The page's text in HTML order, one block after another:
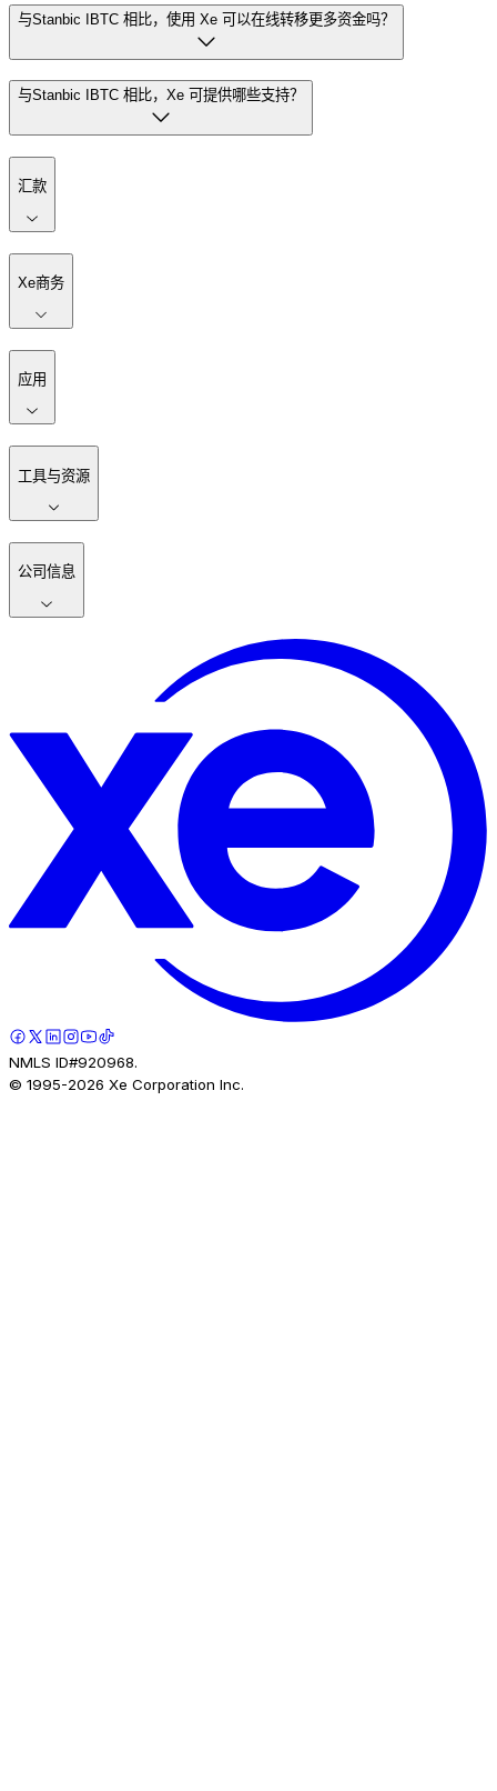
与Stanbic IBTC 相比，使用 Xe 可以在线转移更多资金吗？
与Stanbic IBTC 相比，Xe 可提供哪些支持？
汇款
Xe商务
应用
工具与资源
公司信息
NMLS ID#920968.
© 1995-2026 Xe Corporation Inc.